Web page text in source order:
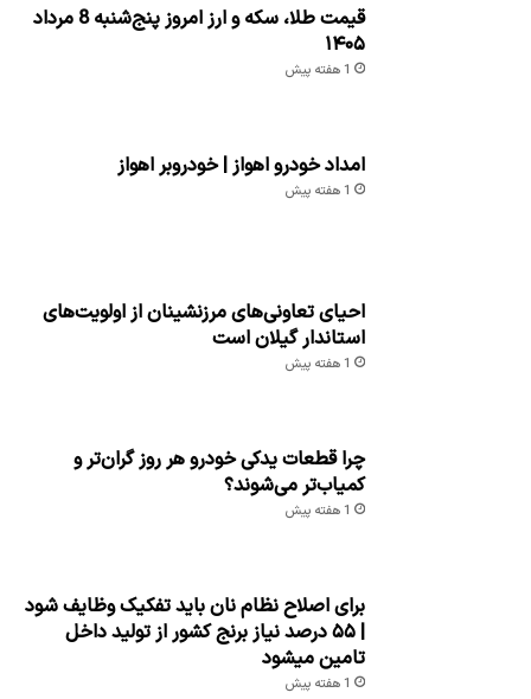
قیمت طلا، سکه و ارز امروز پنج‌شنبه 8 مرداد
۱۴۰۵
1 هفته پیش
امداد خودرو اهواز | خودروبر اهواز
1 هفته پیش
احیای تعاونی‌های مرزنشینان از اولویت‌های
استاندار گیلان است
1 هفته پیش
چرا قطعات یدکی خودرو هر روز گران‌تر و
کمیاب‌تر می‌شوند؟
1 هفته پیش
برای اصلاح نظام نان باید تفکیک وظایف شود
| ۵۵ درصد نیاز برنج کشور از تولید داخل
تامین میشود
1 هفته پیش